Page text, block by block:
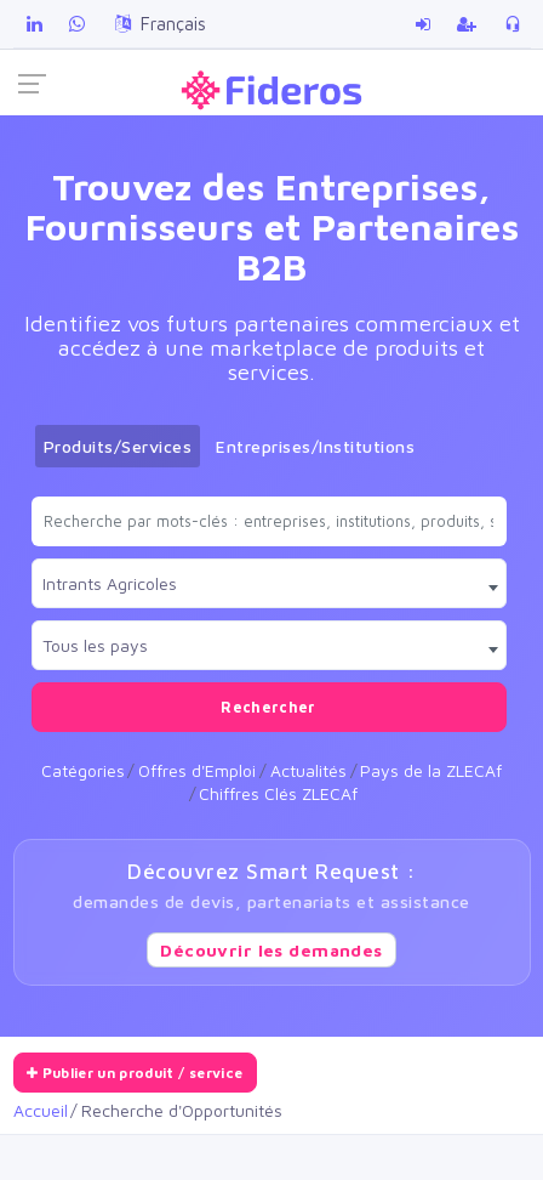
Français
Trouvez des Entreprises,
Fournisseurs et Partenaires
B2B
Identifiez vos futurs partenaires commerciaux et
accédez à une marketplace de produits et
services.
Produits/Services Entreprises/Institutions
Intrants Agricoles
Tous les pays
Rechercher
Catégories Offres d'Emploi Actualités
Pays de la ZLECAf
Chiffres Clés ZLECAf
Découvrez Smart Request :
demandes de devis, partenariats et assistance
Découvrir les demandes
Publier un produit / service
Accueil Recherche d'Opportunités